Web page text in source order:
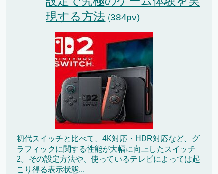
現する方法 (384pv)
初代スイッチと比べて、4K対応・HDR対応など、グ
ラフィックに関する性能が大幅に向上したスイッチ
2。その設定方法や、使っているテレビによっては起
こり得る表示状態...